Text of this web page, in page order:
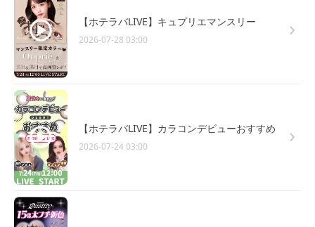
【ホテラバLIVE】キュプリエマンスリー
2026-07-28 03:00
【ホテラバLIVE】カラコンデビューおすすめ
2026-07-24 03:00